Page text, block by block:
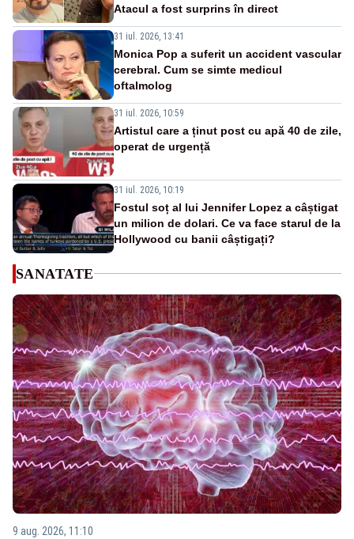
Atacul a fost surprins în direct
31 iul. 2026, 13:41
Monica Pop a suferit un accident vascular
cerebral. Cum se simte medicul
oftalmolog
31 iul. 2026, 10:59
Artistul care a ținut post cu apă 40 de zile,
operat de urgență
31 iul. 2026, 10:19
Fostul soț al lui Jennifer Lopez a câștigat
un milion de dolari. Ce va face starul de la
Hollywood cu banii câștigați?
SANATATE
9 aug. 2026, 11:10